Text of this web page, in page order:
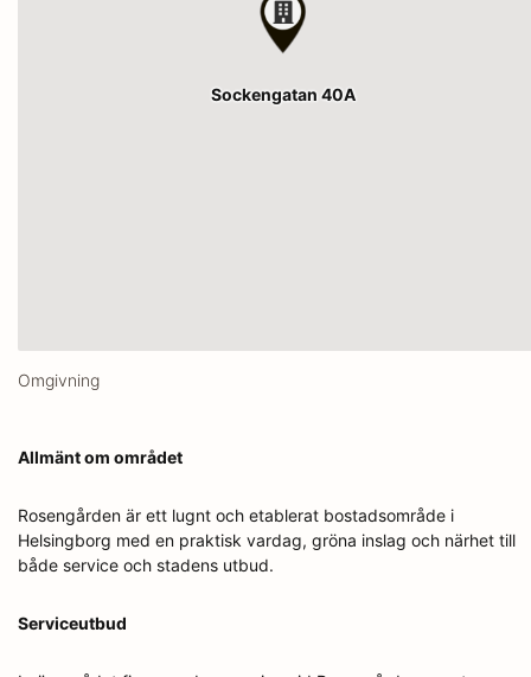
Sockengatan 40A
Omgivning
Allmänt om området
Rosengården är ett lugnt och etablerat bostadsområde i
Helsingborg med en praktisk vardag, gröna inslag och närhet till
både service och stadens utbud.
Serviceutbud